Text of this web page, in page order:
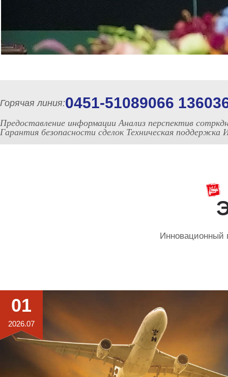
Горячая линия:0451-51089066
Предоставление информации Анализ перспектив
Гарантия безопасности сделок Техническая
Инновационный
01
2026.07